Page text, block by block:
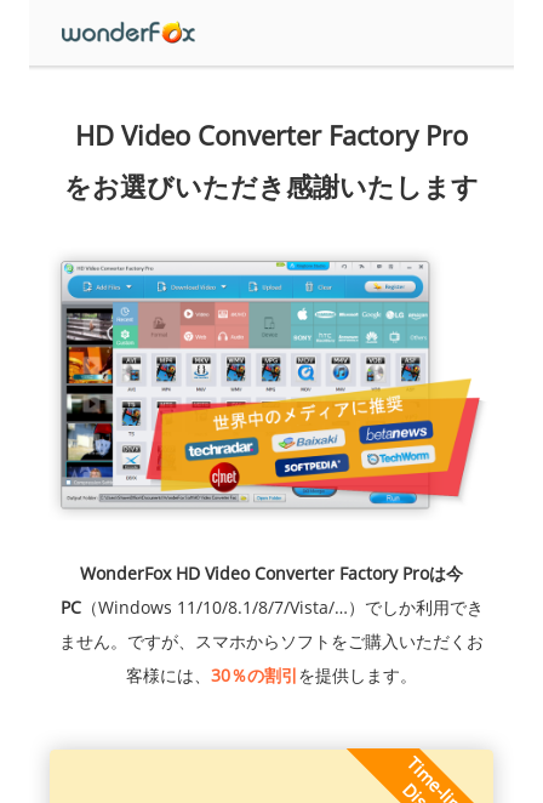
HD Video Converter Factory Pro
をお選びいただき感謝いたします
WonderFox HD Video Converter Factory Proは今
PC（Windows 11/10/8.1/8/7/Vista/…）でしか利用でき
ません。ですが、スマホからソフトをご購入いただくお
客様には、 30％の割引を提供します。